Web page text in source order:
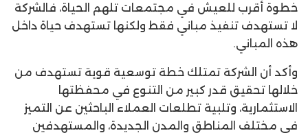
خطوة أقرب للعيش في مجتمعات تلهم الحياة، فالشركة
لا تستهدف تنفيذ مباني فقط ولكنها تستهدف حياة داخل
هذه المباني.
وأكد أن الشركة تمتلك خطة توسعية قوية تستهدف من
خلالها تحقيق قدر كبير من التنوع في محفظتها
الاستثمارية، وتلبية تطلعات العملاء الباحثين عن التميز
في مختلف المناطق والمدن الجديدة، والمستهدفين